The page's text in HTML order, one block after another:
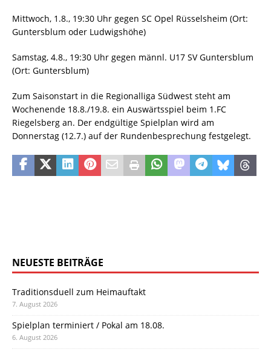
Mittwoch, 1.8., 19:30 Uhr gegen SC Opel Rüsselsheim (Ort:
Guntersblum oder Ludwigshöhe)
Samstag, 4.8., 19:30 Uhr gegen männl. U17 SV Guntersblum
(Ort: Guntersblum)
Zum Saisonstart in die Regionalliga Südwest steht am
Wochenende 18.8./19.8. ein Auswärtsspiel beim 1.FC
Riegelsberg an. Der endgültige Spielplan wird am
Donnerstag (12.7.) auf der Rundenbesprechung festgelegt.
NEUESTE BEITRÄGE
Traditionsduell zum Heimauftakt
7. August 2026
Spielplan terminiert / Pokal am 18.08.
6. August 2026